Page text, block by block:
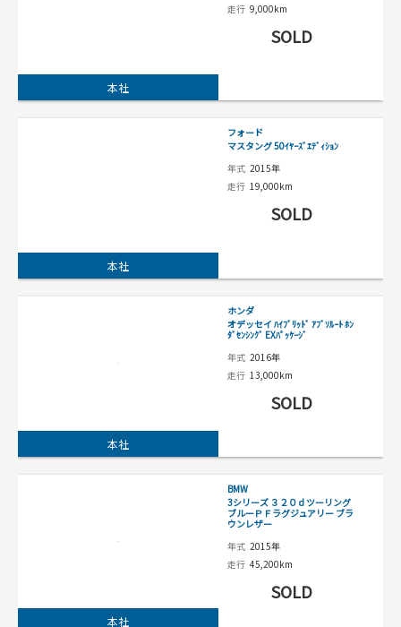
本社
走行 9,000km
SOLD
本社
フォード
マスタング 50ｲﾔｰｽﾞｴﾃﾞｨｼｮﾝ
年式 2015年
走行 19,000km
SOLD
本社
ホンダ
オデッセイ ﾊｲﾌﾞﾘｯﾄﾞ ｱﾌﾞｿﾙｰﾄ ﾎﾝ
ﾀﾞｾﾝｼﾝｸﾞ EXﾊﾟｯｹｰｼﾞ
年式 2016年
走行 13,000km
SOLD
本社
BMW
3シリーズ ３２０ｄツーリング
ブルーＰＦラグジュアリー ブラ
ウンレザー
年式 2015年
走行 45,200km
SOLD